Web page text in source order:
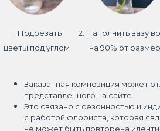
1. Подрезать
цветы под углом
2. Наполнить вазу
на 90% от
Заказанная композиция может
представленного на сайте.
Это связано с сезонностью и
с работой флориста, которая
не может быть повторена